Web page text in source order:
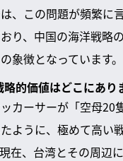
、この問題が頻繁に
り、中国の海洋戦略
象徴となっています。
的価値はどこにあり
カーサーが「空母20
ように、極めて高い
在、台湾とその周辺